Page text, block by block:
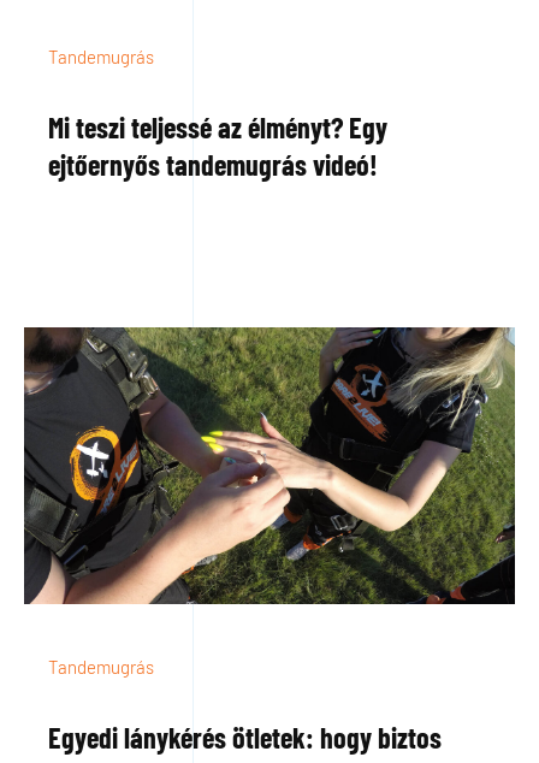
Tandemugrás
Mi teszi teljessé az élményt? Egy
ejtőernyős tandemugrás videó!
Tandemugrás
Egyedi lánykérés ötletek: hogy biztos